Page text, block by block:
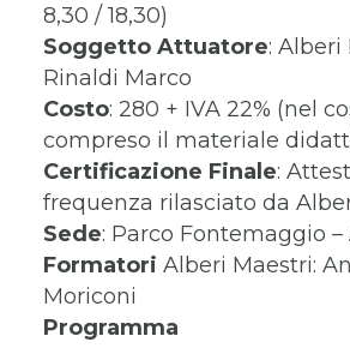
8,30 / 18,30)
Soggetto Attuatore: Alberi
Rinaldi Marco
Costo: 280 + IVA 22% (nel
compreso il materiale
Certificazione Finale:
frequenza rilasciato da
Sede: Parco Fontemaggio –
Formatori Alberi Maestri:
Moriconi
Programma